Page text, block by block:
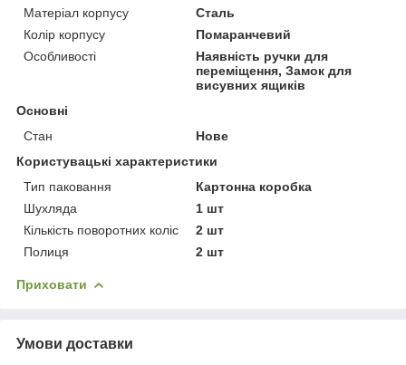
Матеріал корпусу
Сталь
Колір корпусу
Помаранчевий
Особливості
Наявність ручки для
переміщення, Замок для
висувних ящиків
Основні
Стан
Нове
Користувацькі характеристики
Тип паковання
Картонна коробка
Шухляда
1 шт
Кількість поворотних коліс
2 шт
Полиця
2 шт
Приховати
Умови доставки